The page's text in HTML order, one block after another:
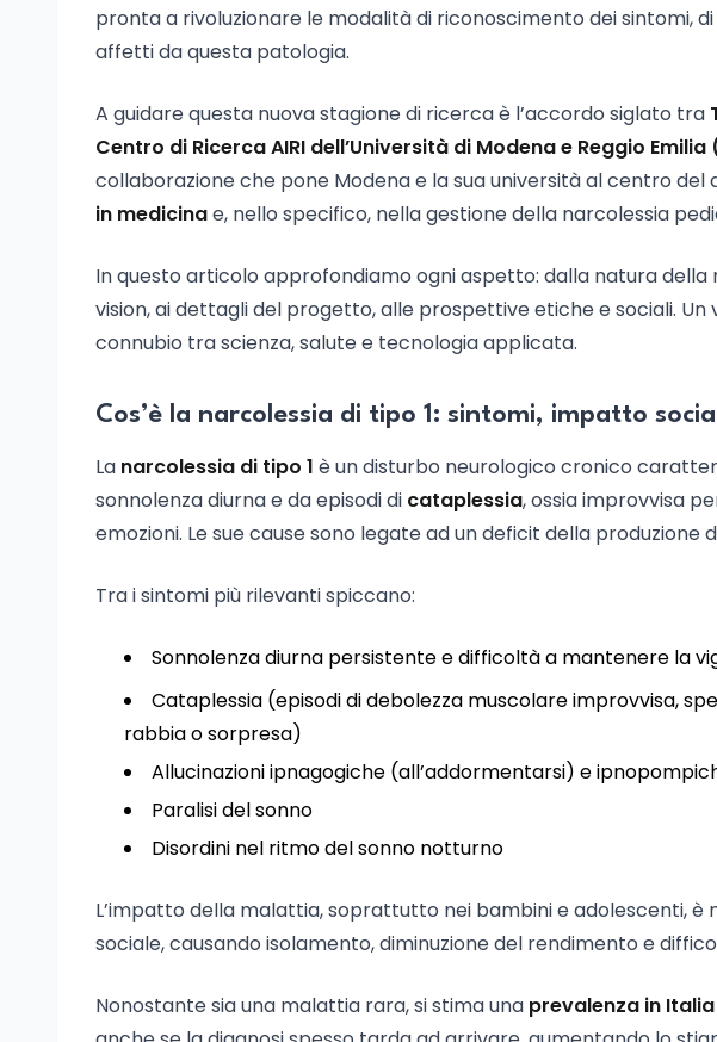
pronta a rivoluzionare le modalità di riconoscimento dei sintomi,
affetti da questa patologia.
A guidare questa nuova stagione di ricerca è l’accordo siglato tra
Centro di Ricerca AIRI dell’Università di Modena e Reggio
collaborazione che pone Modena e la sua università al centro
in medicinae, nello specifico, nella gestione della narcolessia
In questo articolo approfondiamo ogni aspetto: dalla natura
vision, ai dettagli del progetto, alle prospettive etiche e sociali.
connubio tra scienza, salute e tecnologia applicata.
Cos’è la narcolessia di tipo 1: sintomi, impatto
La narcolessia di tipo 1 è un disturbo neurologico cronico
sonnolenza diurna e da episodi di cataplessia, ossia improvvisa
emozioni. Le sue cause sono legate ad un deficit della
Tra i sintomi più rilevanti spiccano:
Sonnolenza diurna persistente e difficoltà a mantenere la
Cataplessia (episodi di debolezza muscolare improvvisa,
rabbia o sorpresa)
Allucinazioni ipnagogiche (all’addormentarsi) e
Paralisi del sonno
Disordini nel ritmo del sonno notturno
L’impatto della malattia, soprattutto nei bambini e adolescenti,
sociale, causando isolamento, diminuzione del rendimento e
Nonostante sia una malattia rara, si stima una prevalenza in Italia